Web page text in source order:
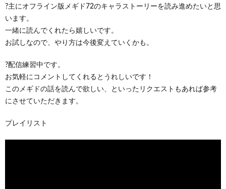
?主にオフライン版メギド72のキャラストーリーを読み進めたいと思
います。
一緒に読んでくれたら嬉しいです。
お試しなので、やり方は今後変えていくかも。
?配信練習中です。
お気軽にコメントしてくれるとうれしいです！
このメギドの話を読んで欲しい、といったリクエストもあれば参考
にさせていただきます。
プレイリスト